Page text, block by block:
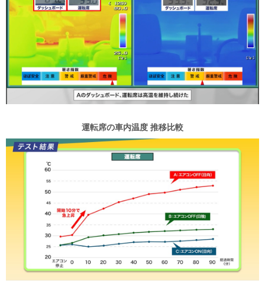
運転席の車内温度 推移比較